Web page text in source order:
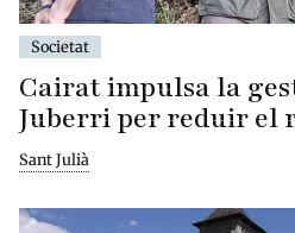
Societat
Cairat impulsa la
Juberri per reduir el
Sant Julià